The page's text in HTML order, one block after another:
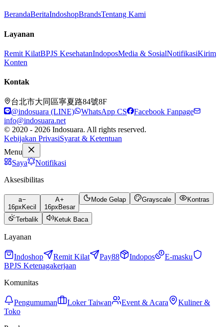
BerandaBeritaIndoshopBrandsTentang Kami
Layanan
Remit KilatBPJS KesehatanIndoposMedia & SosialNotifikasiKirim
Konten
Kontak
台北市大同區寧夏路84號8F
@indosuara (LINE)
WhatsApp CS
Facebook Fanpage
info@indosuara.net
© 2020 - 2026 Indosuara. All rights reserved.
Kebijakan PrivasiSyarat & Ketentuan
Menu
Saya
Notifikasi
Aksesibilitas
a
16px Kecil
A
16px Besar
Mode Gelap Grayscale Kontras
Terbalik Ketuk Baca
Layanan
Indoshop Remit Kilat Pay88 Indopos
E-masku
BPJS Ketenagakerjaan
Komunitas
Pengumuman Loker Taiwan Event & Acara
Kuliner &
Toko